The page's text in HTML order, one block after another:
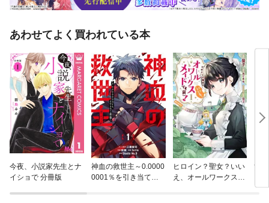
あわせてよく買われている本
今夜、小説家先生とナ
イショで 分冊版
神血の救世主～0.0000
0001％を引き当て最
ヒロイン？聖女？いい
え、オールワークスメ
黄